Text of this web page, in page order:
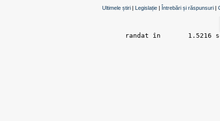
Ultimele știri | Legislație | Întrebări și răspunsuri |
randat în